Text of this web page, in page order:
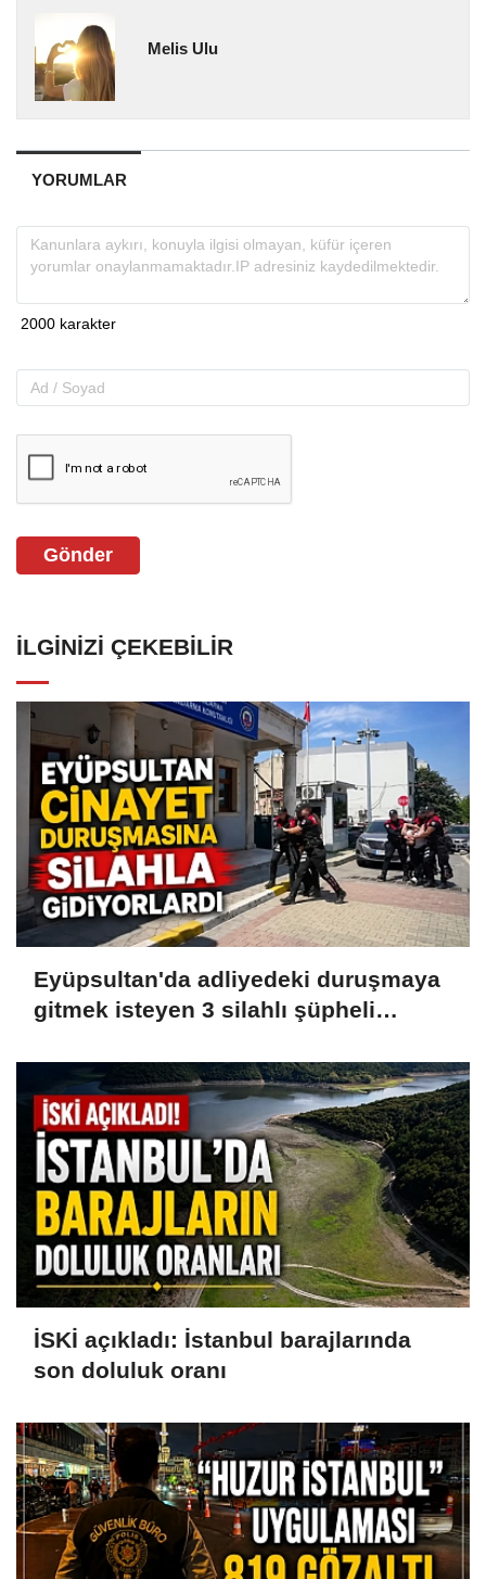
Melis Ulu
YORUMLAR
Gönder
İLGINIZI ÇEKEBILIR
Eyüpsultan'da adliyedeki duruşmaya
gitmek isteyen 3 silahlı şüpheli
İSKİ açıkladı: İstanbul barajlarında
son doluluk oranı